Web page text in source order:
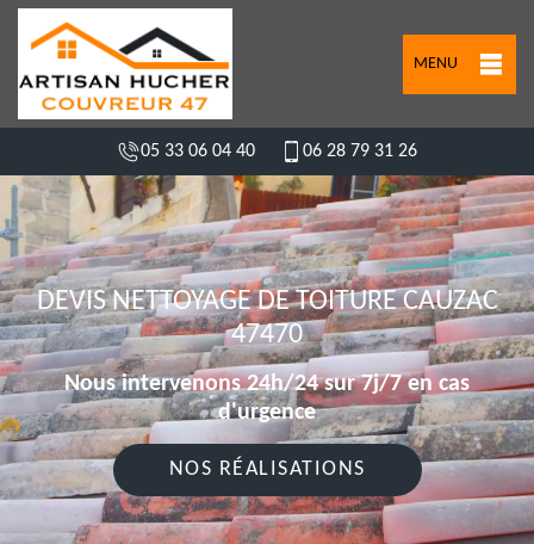
MENU
05 33 06 04 40 06 28 79 31 26
DEVIS NETTOYAGE DE TOITURE CAUZAC
47470
Nous intervenons 24h/24 sur 7j/7 en cas
d'urgence
NOS RÉALISATIONS